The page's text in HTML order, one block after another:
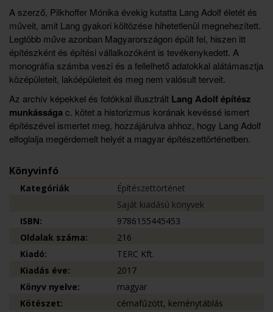
A szerző, Pilkhoffer Mónika évekig kutatta Lang Adolf életét és
műveit, amit Lang gyakori költözése hihetetlenül megnehezített.
Legtöbb műve azonban Magyarországon épült fel, hiszen itt
építészként és építési vállalkozóként is tevékenykedett. A
monográfia számba veszi és a fellelhető adatokkal alátámasztja
középületeit, lakóépületeit és meg nem valósult terveit.
Az archív képekkel és fotókkal illusztrált Lang Adolf építész
munkásságac. kötet a historizmus korának kevéssé ismert
építészével ismertet meg, hozzájárulva ahhoz, hogy Lang Adolf
elfoglalja megérdemelt helyét a magyar építészettörténetben.
Könyvinfó
Kategóriák
Építészettörténet
Saját kiadású könyvek
ISBN:
9786155445453
Oldalak száma:
216
Kiadó:
TERC Kft.
Kiadás éve:
2017
Könyv nyelve:
magyar
Kötészet:
cérnafűzött, keménytáblás